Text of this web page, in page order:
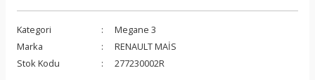
Kategori
Megane 3
Marka
RENAULT MAİS
Stok Kodu
277230002R